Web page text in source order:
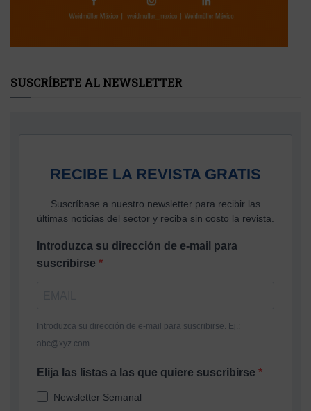
SUSCRÍBETE AL NEWSLETTER
RECIBE LA REVISTA GRATIS
Suscríbase a nuestro newsletter para recibir las
últimas noticias del sector y reciba sin costo la revista.
Introduzca su dirección de e-mail para
suscribirse
Introduzca su dirección de e-mail para suscribirse. Ej.:
abc@xyz.com
Elija las listas a las que quiere suscribirse
Newsletter Semanal